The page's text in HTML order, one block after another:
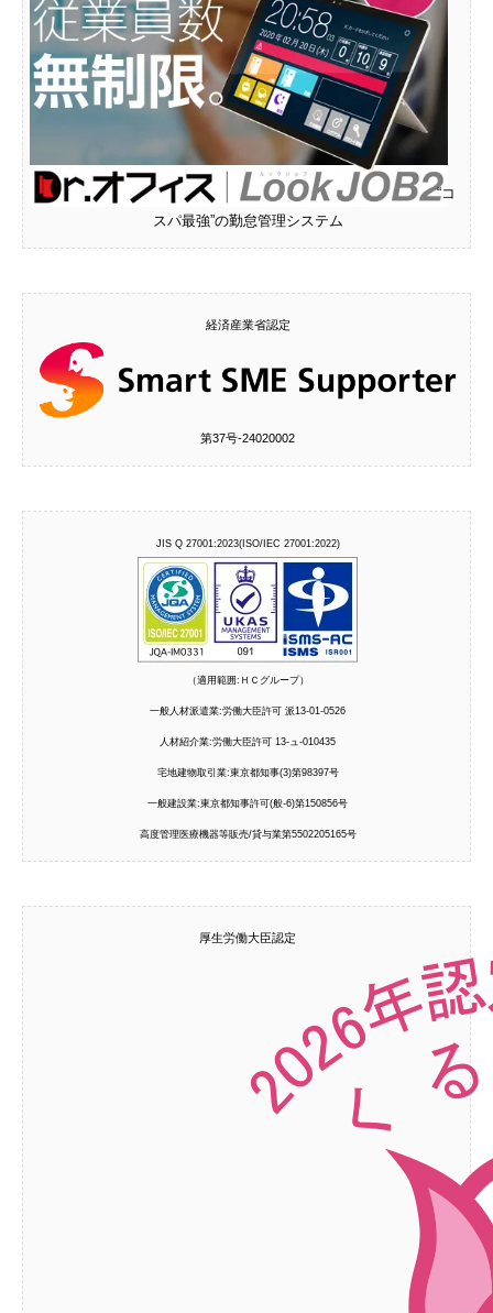
“コ
スパ最強”の勤怠管理システム
経済産業省認定
第37号‐24020002
JIS Q 27001:2023(ISO/IEC 27001:2022)
（適用範囲:ＨＣグループ）
一般人材派遣業:労働大臣許可 派13-01-0526
人材紹介業:労働大臣許可 13-ュ-010435
宅地建物取引業:東京都知事(3)第98397号
一般建設業:東京都知事許可(般-6)第150856号
高度管理医療機器等販売/貸与業第5502205165号
厚生労働大臣認定